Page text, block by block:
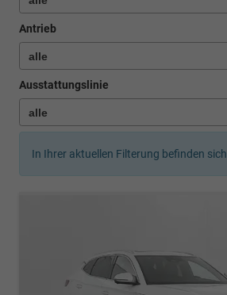
Antrieb
Ausstattungslinie
In Ihrer aktuellen Filterung befinden sich